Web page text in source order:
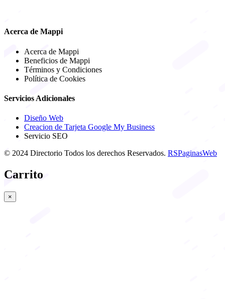
Acerca de Mappi
Acerca de Mappi
Beneficios de Mappi
Términos y Condiciones
Política de Cookies
Servicios Adicionales
Diseño Web
Creacion de Tarjeta Google My Business
Servicio SEO
© 2024 Directorio Todos los derechos Reservados. RSPaginasWeb
Carrito
×